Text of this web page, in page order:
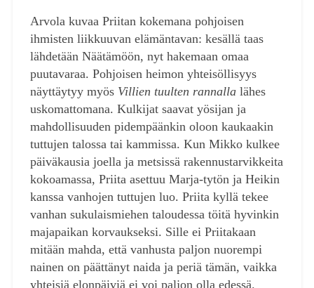
Arvola kuvaa Priitan kokemana pohjoisen
ihmisten liikkuuvan elämäntavan: kesällä taas
lähdetään Näätämöön, nyt hakemaan omaa
puutavaraa. Pohjoisen heimon yhteisöllisyys
näyttäytyy myös Villien tuulten rannallalähes
uskomattomana. Kulkijat saavat yösijan ja
mahdollisuuden pidempäänkin oloon kaukaakin
tuttujen talossa tai kammissa. Kun Mikko kulkee
päiväkausia joella ja metsissä rakennustarvikkeita
kokoamassa, Priita asettuu Marja-tytön ja Heikin
kanssa vanhojen tuttujen luo. Priita kyllä tekee
vanhan sukulaismiehen taloudessa töitä hyvinkin
majapaikan korvaukseksi. Sille ei Priitakaan
mitään mahda, että vanhusta paljon nuorempi
nainen on päättänyt naida ja periä tämän, vaikka
yhteisiä elonpäiviä ei voi paljon olla edessä.